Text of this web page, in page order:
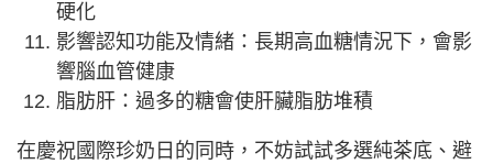
硬化
影響認知功能及情緒：長期高血糖情況下，會影
響腦血管健康
脂肪肝：過多的糖會使肝臟脂肪堆積
在慶祝國際珍奶日的同時，不妨試試多選純茶底、避